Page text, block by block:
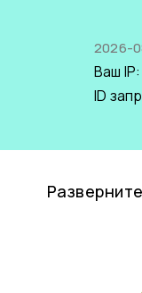
2026-
Ваш IP:
ID